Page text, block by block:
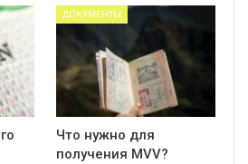
ДОКУМЕНТЫ
Что нужно для
получения MVV?